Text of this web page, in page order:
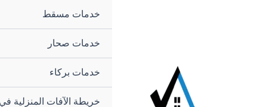
خدمات مسقط
خدمات صحار
خدمات بركاء
خريطة الآفات المنزلية